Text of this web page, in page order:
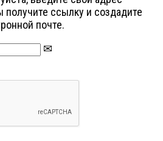
ссылку и создадите
почте.